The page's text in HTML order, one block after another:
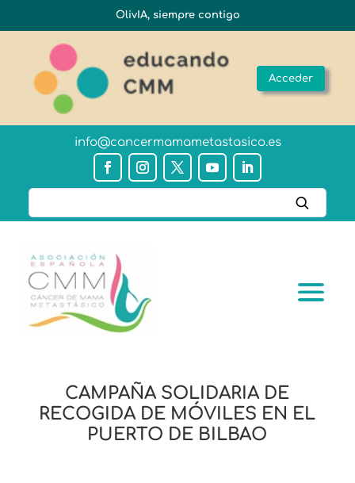
OlivIA, siempre contigo
Acceder
info@cancermamametastasico.es
CAMPAÑA SOLIDARIA DE
RECOGIDA DE MÓVILES EN EL
PUERTO DE BILBAO